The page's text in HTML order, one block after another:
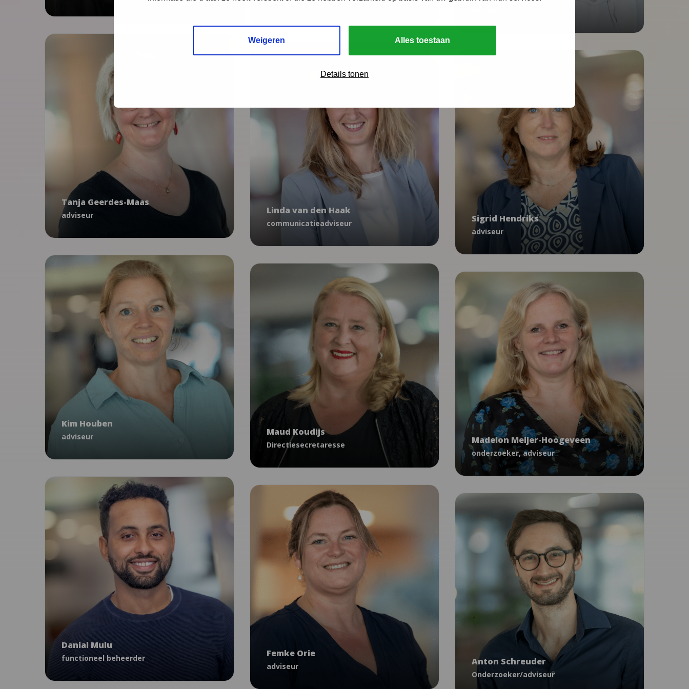
Weigeren Alles toestaan
Details tonen
adviseur
06 - 53 97 55 82
Tanja Geerdes-Maas
adviseur
Tanja Geerdes-Maas
adviseur
tgeerdes@ncj.nl
06 - 48 52 19 69
Linda van den Haak
communicatieadviseur
Armoede
Communicatie & media
Prenataal Huisbezoek
Stress
Linda van den Haak
communicatieadviseur
Sigrid Hendriks
adviseur
JGZ Richtlijnen
Sigrid Hendriks
shendriks@ncj.nl
06 - 43 20 78 29
Kim Houben
adviseur
Armoede
Kim Houben
khouben@ncj.nl
Maud Koudijs
Directiesecretaresse
Algemeen
Administratie
Maud Koudijs
Directiesecretaresse
mkoudijs@ncj.nl
030 7600 405
Madelon Meijer-Hoogeveen
onderzoeker, adviseur
JGZ Richtlijnen
Madelon Meijer-Hoogeveen
onderzoeker, adviseur
mmeijer@ncj.nl
06 - 18 73 78 91
Danial Mulu
functioneel beheerder
Algemeen
NCJ Platform
Vakmanschap
Danial Mulu
functioneel beheerder
Femke Orie
adviseur
Landelijk Professioneel Kader
VoorZorg
Van Wiechenonderzoek
Femke Orie
adviseur
forie@ncj.nl
06 -13 13 64 99
Anton Schreuder
Onderzoeker/adviseur
Onderzoek
Anton Schreuder
Onderzoeker/adviseur
aschreuder@ncj.nl
0629131667